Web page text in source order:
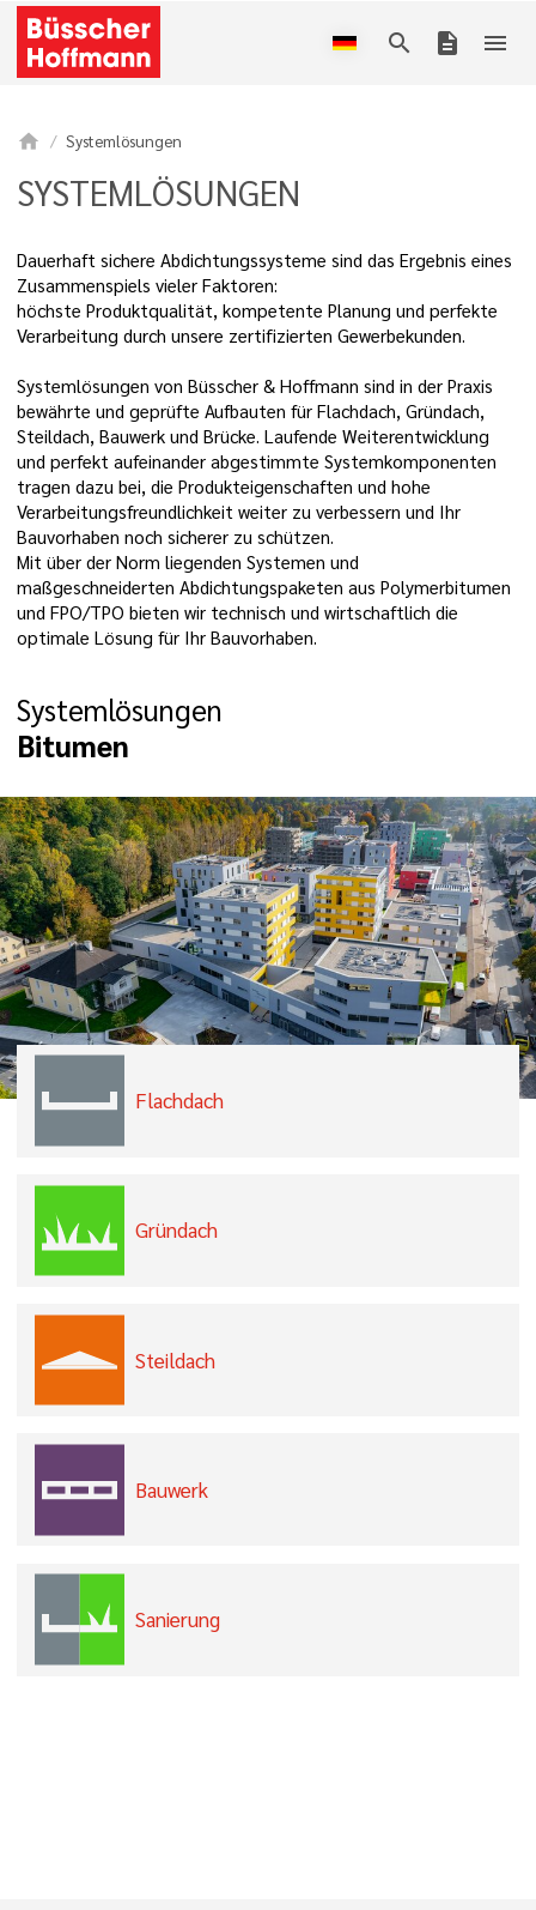
search description menu
home Systemlösungen
SYSTEMLÖSUNGEN
Dauerhaft sichere Abdichtungssysteme sind das Ergebnis eines
Zusammenspiels vieler Faktoren:
höchste Produktqualität, kompetente Planung und perfekte
Verarbeitung durch unsere zertifizierten Gewerbekunden.
Systemlösungen von Büsscher & Hoffmann sind in der Praxis
bewährte und geprüfte Aufbauten für Flachdach, Gründach,
Steildach, Bauwerk und Brücke. Laufende Weiterentwicklung
und perfekt aufeinander abgestimmte Systemkomponenten
tragen dazu bei, die Produkteigenschaften und hohe
Verarbeitungsfreundlichkeit weiter zu verbessern und Ihr
Bauvorhaben noch sicherer zu schützen.
Mit über der Norm liegenden Systemen und
maßgeschneiderten Abdichtungspaketen aus Polymerbitumen
und FPO/TPO bieten wir technisch und wirtschaftlich die
optimale Lösung für Ihr Bauvorhaben.
Systemlösungen
Bitumen
Flachdach
Gründach
Steildach
Bauwerk
Sanierung